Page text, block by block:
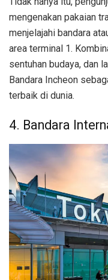
mengenakan pakaian
menjelajahi bandara
area terminal 1.
sentuhan budaya, dan
Bandara Incheon
terbaik di dunia.
4. Bandara